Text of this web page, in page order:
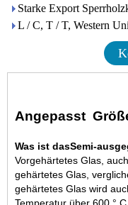
Starke Export
L / C, T / T, Western
Angepasst
Was ist dasSemi-
Vorgehärtetes Glas,
gehärtetes Glas,
gehärtetes Glas wird